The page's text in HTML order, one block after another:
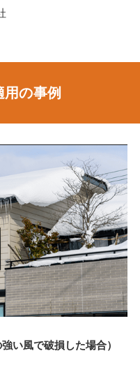
の事例
い風で破損した場合）